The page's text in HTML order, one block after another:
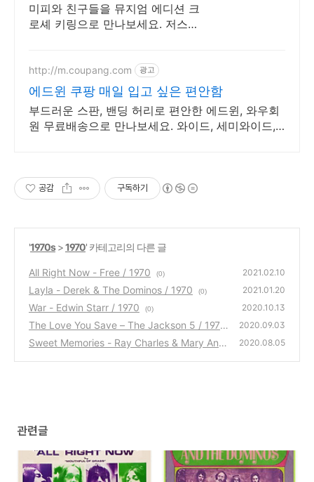
미피와 친구들을 뮤지엄 에디션 크
로셰 키링으로 만나보세요. 저스트
입니다.
http://m.coupang.com 광고
에드윈 쿠팡 매일 입고 싶은 편안함
부드러운 스판, 밴딩 허리로 편안한 에드윈, 와우회
원 무료배송으로 만나보세요. 와이드, 세미와이드,
공감 구독하기
'1970s>1970' 카테고리의 다른 글
All Right Now - Free / 1970 (0) 2021.02.10
Layla - Derek & The Dominos / 1970 (0) 2021.01.20
War - Edwin Starr / 1970 (0) 2020.10.13
The Love You Save – The Jackson 5 / 1970
(0)
2020.09.03
Sweet Memories - Ray Charles & Mary Ann
2020.08.05
관련글